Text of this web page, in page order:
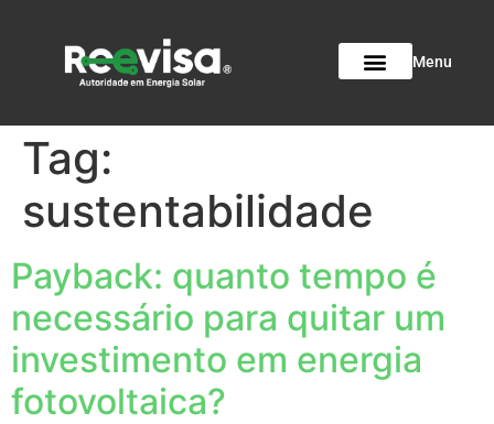
Menu
Tag:
sustentabilidade
Payback: quanto tempo é
necessário para quitar um
investimento em energia
fotovoltaica?